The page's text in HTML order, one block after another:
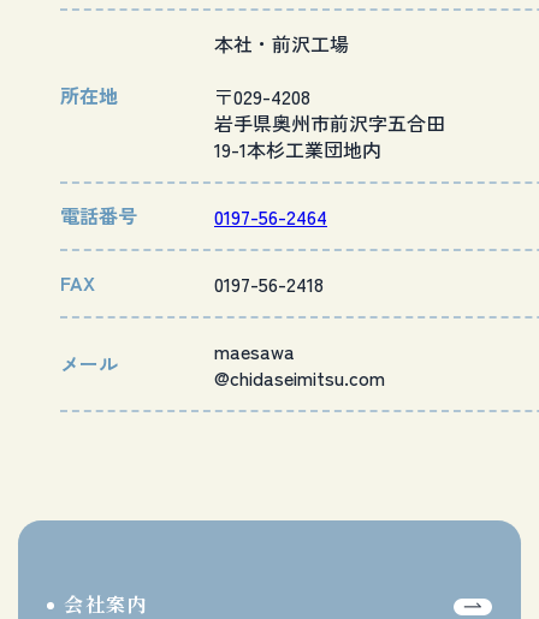
所在地
本社・前沢工場
〒029-4208
岩手県奥州市前沢字五合田
19-1本杉工業団地内
電話番号 0197-56-2464
FAX 0197-56-2418
メール
maesawa
@chidaseimitsu.com
会社案内